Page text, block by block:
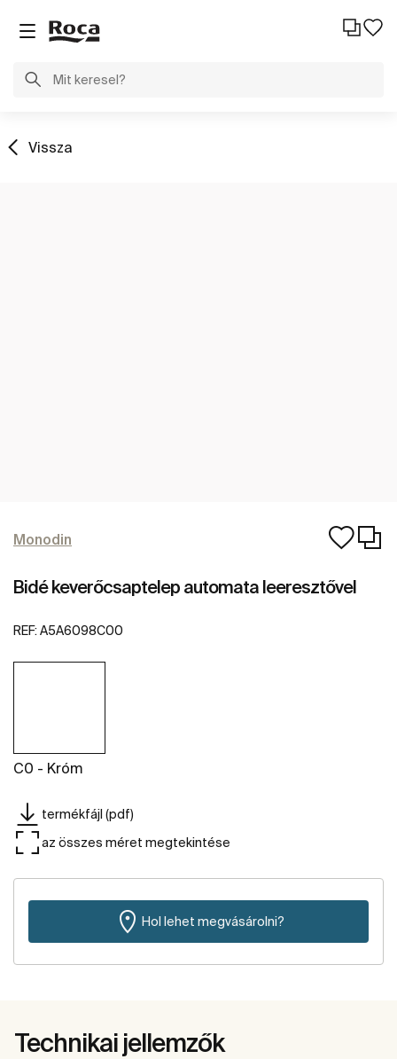
Vissza
Monodin
Bidé keverőcsaptelep automata leeresztővel
REF: A5A6098C00
C0 - Króm
termékfájl (pdf)
az összes méret megtekintése
Hol lehet megvásárolni?
Technikai jellemzők